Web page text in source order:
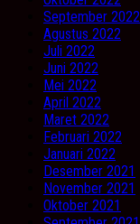
September 2022
Agustus 2022
Juli 2022
Juni 2022
Mei 2022
April 2022
Maret 2022
Februari 2022
Januari 2022
Desember 2021
November 2021
Oktober 2021